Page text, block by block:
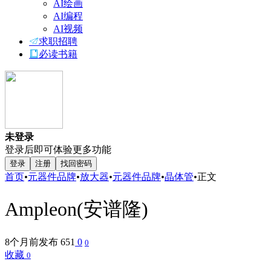
AI绘画
AI编程
AI视频
求职招聘
必读书籍
未登录
登录后即可体验更多功能
登录 注册 找回密码
首页•元器件品牌•放大器•元器件品牌•晶体管•正文
Ampleon(安谱隆)
8个月前发布 651 0 0
收藏 0